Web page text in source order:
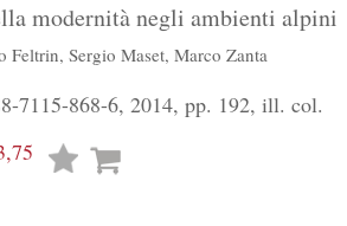
modernità negli ambienti alpini
Feltrin, Sergio Maset, Marco Zanta
7115-868-6, 2014, pp. 192, ill. col.
Lista